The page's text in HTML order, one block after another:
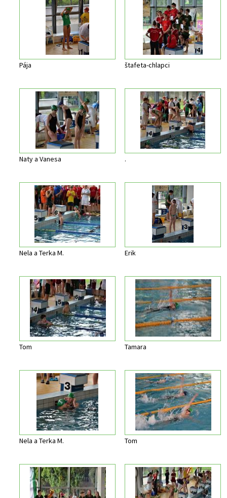
Pája štafeta-chlapci
Naty a Vanesa .
Nela a Terka M. Erik
Tom Tamara
Nela a Terka M. Tom